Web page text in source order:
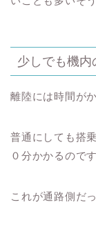
少しでも機内
離陸には時間が
普通にしても搭
０分かかるのです
これが通路側だ